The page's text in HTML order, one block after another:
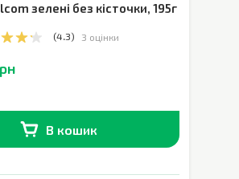
зелені без кісточки, 195г
(4.3) 3 оцінки
В кошик